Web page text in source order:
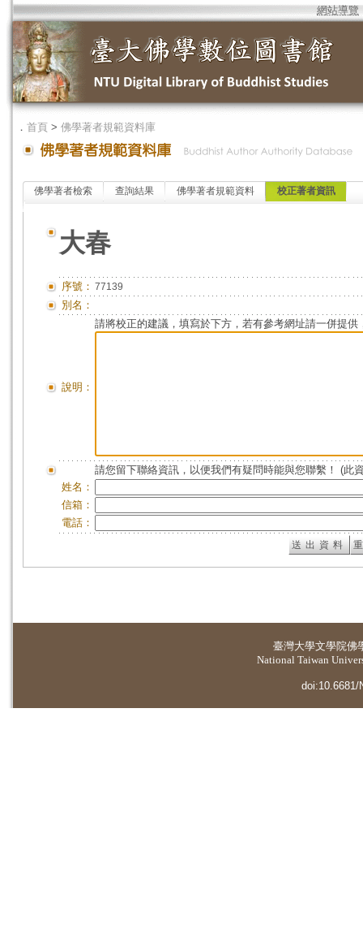
網站導覽
． 首頁 > 佛學著者規範資料庫
佛學著者檢索 查詢結果 佛學著者規範資料 校正著者資訊
大春
序號： 77139
別名：
說明：
請將校正的建議，填寫於下方，若有參考網址請一併提供
請您留下聯絡資訊，以便我們有疑問時能與您聯繫！ (此
姓名：
信箱：
電話：
臺灣大學文學院佛
National Taiwan
doi:10.6681/